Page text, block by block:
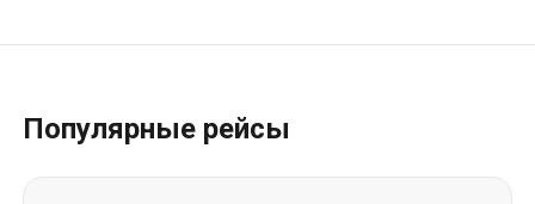
Популярные рейсы